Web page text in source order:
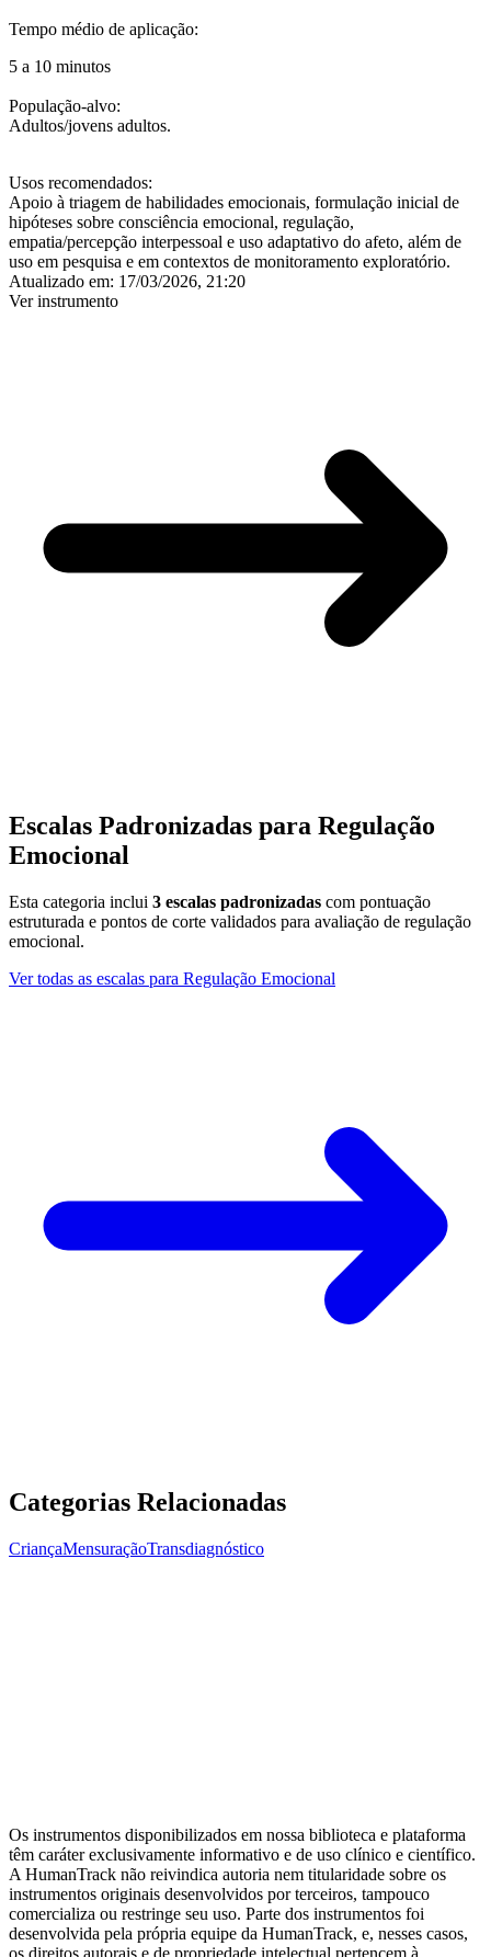
Tempo médio de aplicação:
5 a 10 minutos
População-alvo:
Adultos/jovens adultos.
Usos recomendados:
Apoio à triagem de habilidades emocionais, formulação inicial de
hipóteses sobre consciência emocional, regulação,
empatia/percepção interpessoal e uso adaptativo do afeto, além de
uso em pesquisa e em contextos de monitoramento exploratório.
Atualizado em: 17/03/2026, 21:20
Ver instrumento
Escalas Padronizadas para Regulação
Emocional
Esta categoria inclui 3 escalas padronizadas com pontuação
estruturada e pontos de corte validados para avaliação de regulação
emocional.
Ver todas as escalas para Regulação Emocional
Categorias Relacionadas
CriançaMensuraçãoTransdiagnóstico
Os instrumentos disponibilizados em nossa biblioteca e plataforma
têm caráter exclusivamente informativo e de uso clínico e científico.
A HumanTrack não reivindica autoria nem titularidade sobre os
instrumentos originais desenvolvidos por terceiros, tampouco
comercializa ou restringe seu uso. Parte dos instrumentos foi
desenvolvida pela própria equipe da HumanTrack, e, nesses casos,